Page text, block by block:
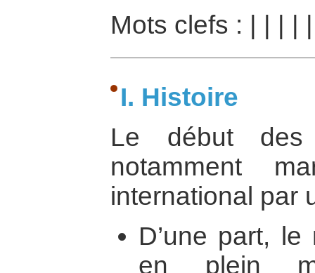
Mots clefs :
I. Histoire
Le début
notamment
international par
D’une part,
en plein